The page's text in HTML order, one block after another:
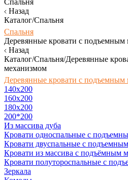
Спальня
Назад
Каталог/Спальня
Спальня
Деревянные кровати с подъемным
Назад
Каталог/Спальня/Деревянные
механизмом
Деревянные кровати с подъемным
140x200
160х200
180х200
200*200
Из массива дуба
Кровати односпальные с
Кровати двуспальные с
Кровати из массива с подъёмным
Кровати полутороспальные с
Зеркала